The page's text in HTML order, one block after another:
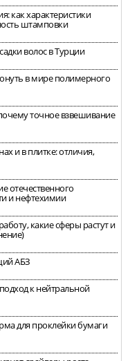
как характеристики
штамповки
волос в Турции
в мире полимерного
точное взвешивание
и в плитке: отличия,
отечественного
и нефтехимии
какие сферы растут и
АБЗ
к нейтральной
для проклейки бумаги